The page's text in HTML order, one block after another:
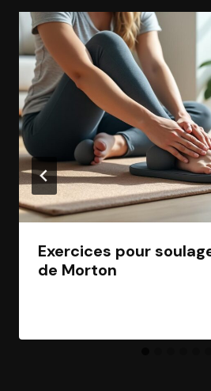
Exercices pour
de Morton